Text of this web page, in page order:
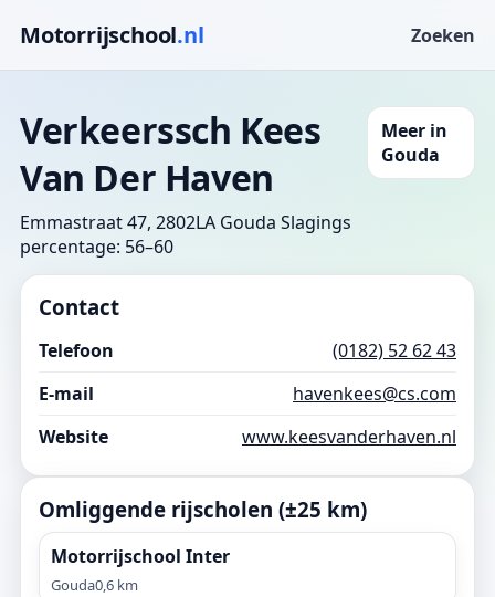
Motorrijschool.nl Zoeken
Verkeerssch Kees
Van Der Haven
Emmastraat 47, 2802LA Gouda Slagings
percentage: 56–60
Meer in
Gouda
Contact
Telefoon
(0182) 52 62 43
E-mail
havenkees@cs.com
Website
www.keesvanderhaven.nl
Omliggende rijscholen (±25 km)
Motorrijschool Inter
Gouda0,6 km